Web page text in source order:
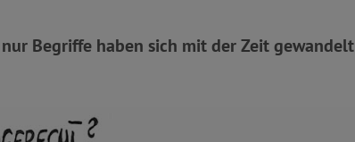
Begriffe haben sich mit der Zeit gewandelt